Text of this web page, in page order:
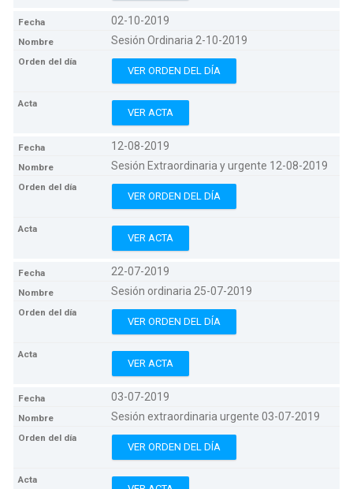
02-10-2019
Sesión Ordinaria 2-10-2019
VER ORDEN DEL DÍA
VER ACTA
12-08-2019
Sesión Extraordinaria y urgente 12-08-2019
VER ORDEN DEL DÍA
VER ACTA
22-07-2019
Sesión ordinaria 25-07-2019
VER ORDEN DEL DÍA
VER ACTA
03-07-2019
Sesión extraordinaria urgente 03-07-2019
VER ORDEN DEL DÍA